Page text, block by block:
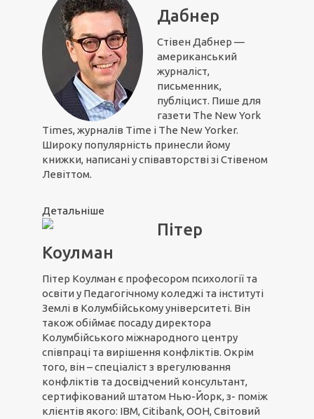
Дабнер
Стівен Дабнер —
американський
журналіст,
письменник,
публіцист. Пише для
газети The New York
Times, журналів Time і The New Yorker.
Широку популярність принесли йому
книжки, написані у співавторстві зі Стівеном
Левіттом.
Детальніше
Пітер
Коулман
Пітер Коулман є професором психології та
освіти у Педагогічному коледжі та інституті
Землі в Колумбійському університеті. Він
також обіймає посаду директора
Колумбійського міжнародного центру
співпраці та вирішення конфліктів. Окрім
того, він – спеціаліст з врегулювання
конфліктів та досвідчений консультант,
сертифікований штатом Нью-Йорк, з- поміж
клієнтів якого: IBM, Citibank, ООН, Світовий